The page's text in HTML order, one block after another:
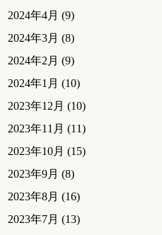
2024年4月 (9)
2024年3月 (8)
2024年2月 (9)
2024年1月 (10)
2023年12月 (10)
2023年11月 (11)
2023年10月 (15)
2023年9月 (8)
2023年8月 (16)
2023年7月 (13)